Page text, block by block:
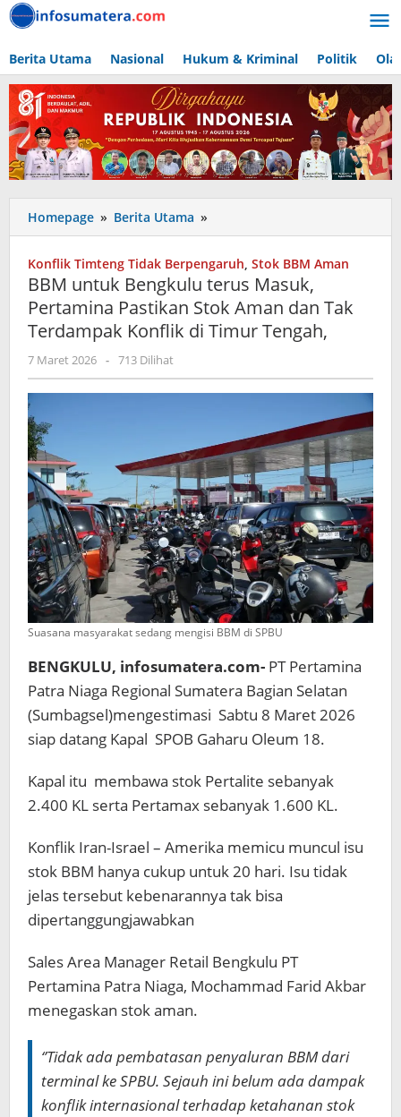
Lewati
ke
Berita Utama Nasional Hukum & Kriminal Politik
Homepage » Berita Utama »
untuk
terus
Masuk,
Pertamina
Pastikan
dan
Konflik
di
Timur
Tengah,
Konflik Timteng Tidak Berpengaruh, Stok BBM Aman
BBM untuk Bengkulu terus Masuk,
Pertamina Pastikan Stok Aman dan Tak
Terdampak Konflik di Timur Tengah,
7 Maret 2026 oleh
admin
- 713 Dilihat
Suasana masyarakat sedang mengisi BBM di SPBU
BENGKULU, infosumatera.com- PT Pertamina
Patra Niaga Regional Sumatera Bagian Selatan
(Sumbagsel)mengestimasi Sabtu 8 Maret 2026
siap datang Kapal SPOB Gaharu Oleum 18.
Kapal itu membawa stok Pertalite sebanyak
2.400 KL serta Pertamax sebanyak 1.600 KL.
Konflik Iran-Israel – Amerika memicu muncul isu
stok BBM hanya cukup untuk 20 hari. Isu tidak
jelas tersebut kebenarannya tak bisa
dipertanggungjawabkan
Sales Area Manager Retail Bengkulu PT
Pertamina Patra Niaga, Mochammad Farid Akbar
menegaskan stok aman.
‘’Tidak ada pembatasan penyaluran BBM dari
terminal ke SPBU. Sejauh ini belum ada dampak
konflik internasional terhadap ketahanan stok